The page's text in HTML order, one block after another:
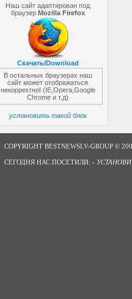
Наш сайт адаптирован под
браузер Mozilla Firefox
Скачать/Download
В остальных браузерах наш
сайт может отображаться
некорректно! (IE,Opera,Google
Chrome и т.д)
установить такой блок
COPYRIGHT BESTNEWSLV-GROUP ©
СЕГОДНЯ НАС ПОСЕТИЛИ: -